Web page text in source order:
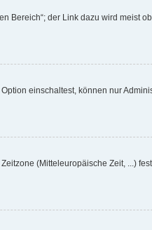
Bereich“; der Link dazu wird meist
einschaltest, können nur
(Mitteleuropäische Zeit, ...)